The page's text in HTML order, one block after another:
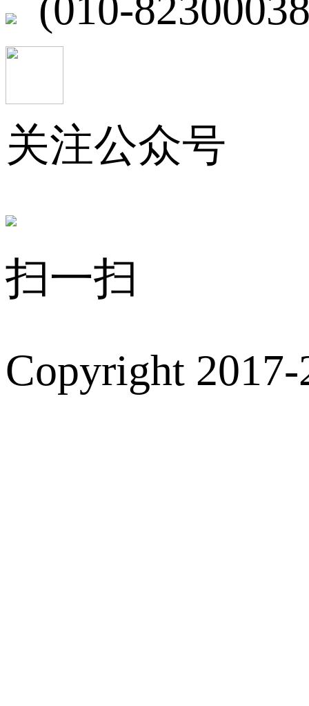
关注公众号
扫一扫
Copyright